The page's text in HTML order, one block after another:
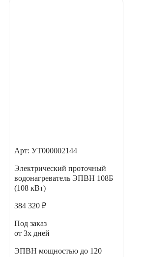
Арт: УТ000002144
Электрический проточный
водонагреватель ЭПВН 108Б
(108 кВт)
384 320 ₽
Под заказ
от 3х дней
ЭПВН мощностью до 120